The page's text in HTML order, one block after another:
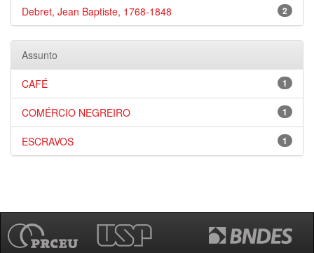
2
Debret, Jean Baptiste, 1768-1848
Assunto
1
CAFÉ
1
COMÉRCIO NEGREIRO
1
ESCRAVOS